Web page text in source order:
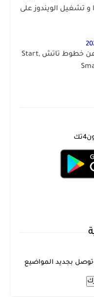
limbo x86 و تشغيل الويندوز على
كل شيئ عن خطوط تاتش Start,
وتوصل بجديد المواضيع